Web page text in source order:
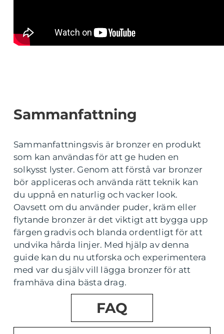
Sammanfattning
Sammanfattningsvis är bronzer en produkt
som kan användas för att ge huden en
solkysst lyster. Genom att förstå var bronzer
bör appliceras och använda rätt teknik kan
du uppnå en naturlig och vacker look.
Oavsett om du använder puder, kräm eller
flytande bronzer är det viktigt att bygga upp
färgen gradvis och blanda ordentligt för att
undvika hårda linjer. Med hjälp av denna
guide kan du nu utforska och experimentera
med var du själv vill lägga bronzer för att
framhäva dina bästa drag.
FAQ